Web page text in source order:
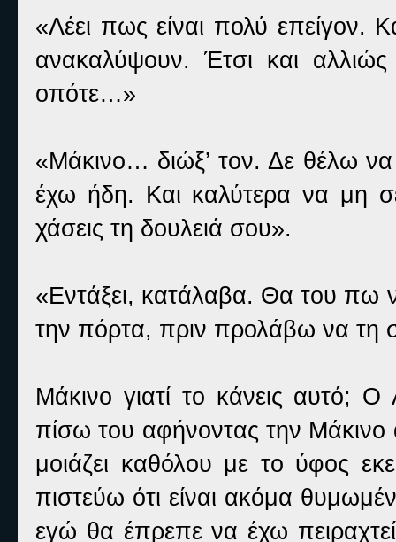
«Λέει πως είναι πολύ επείγον.
ανακαλύψουν. Έτσι και
οπότε…»
«Μάκινο… διώξ’ τον. Δε θέλω
έχω ήδη. Και καλύτερα να μη
χάσεις τη δουλειά σου».
«Εντάξει, κατάλαβα. Θα του πω
την πόρτα, πριν προλάβω να τη
Μάκινο γιατί το κάνεις αυτό; Ο
πίσω του αφήνοντας την Μάκινο
μοιάζει καθόλου με το ύφος
πιστεύω ότι είναι ακόμα
εγώ θα έπρεπε να έχω